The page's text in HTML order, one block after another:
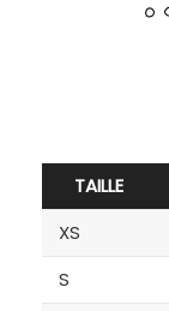
TAILLE
XS
S